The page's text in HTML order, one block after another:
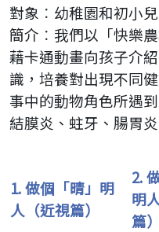
對象︰幼稚園和初小
簡介︰我們以「快樂
藉卡通動畫向孩子介
識，培養對出現不同
事中的動物角色所遇
結膜炎、蛀牙、腸胃
1.做個「晴」明
人（近視篇）
2.
明
篇）